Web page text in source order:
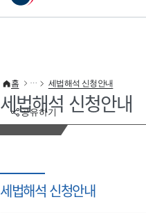
이 누리집은 대한민국 공식 전자정부 누리
공유하기
홈 세법해석 신청안내
세법해석 신청안내
세법해석 신청안내